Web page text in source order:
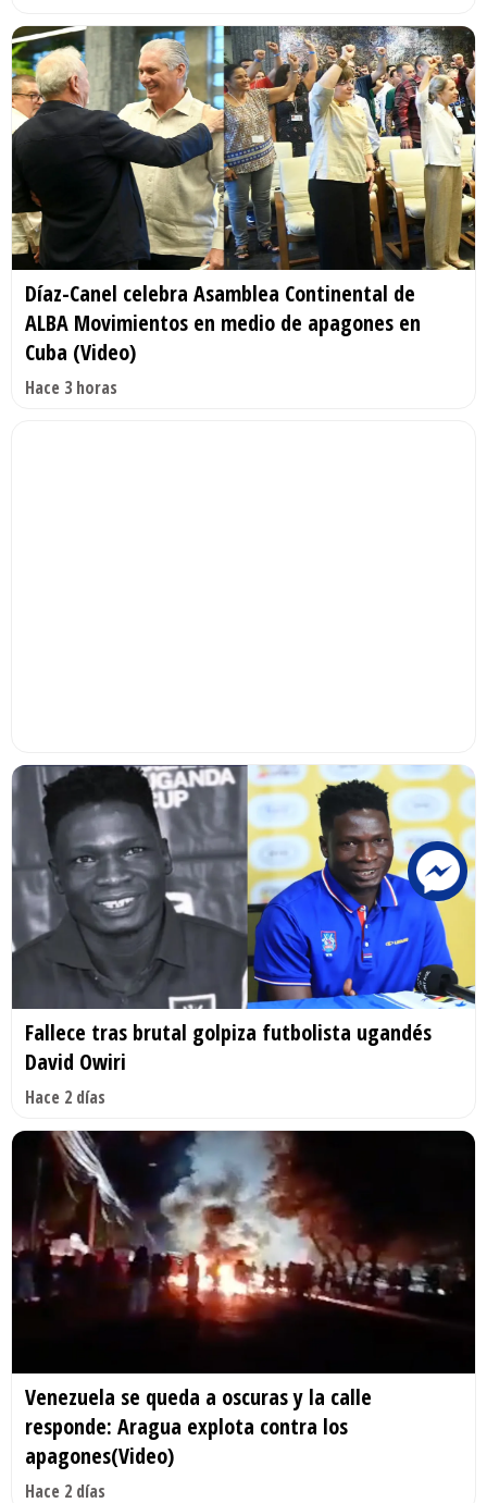
Díaz-Canel celebra Asamblea Continental de
ALBA Movimientos en medio de apagones en
Cuba (Video)
Hace 3 horas
Fallece tras brutal golpiza futbolista ugandés
David Owiri
Hace 2 días
Venezuela se queda a oscuras y la calle
responde: Aragua explota contra los
apagones(Video)
Hace 2 días